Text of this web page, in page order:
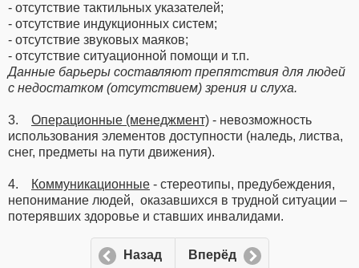
- отсутствие тактильных указателей;
- отсутствие индукционных систем;
- отсутствие звуковых маяков;
- отсутствие ситуационной помощи и т.п.
Данные барьеры составляют препятствия для людей
с недостатком (отсутствием) зрения и слуха.
3. Операционные (менеджмент) - невозможность
использования элементов доступности (наледь, листва,
снег, предметы на пути движения).
4. Коммуникационные - стереотипы, предубеждения,
непонимание людей, оказавшихся в трудной ситуации –
потерявших здоровье и ставших инвалидами.
Назад Вперёд